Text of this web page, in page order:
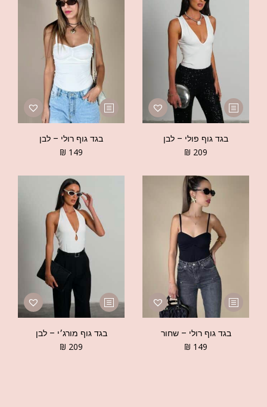
בגד גוף פולי – לבן
₪ 209
בגד גוף רולי – לבן
₪ 149
בגד גוף רולי – שחור
₪ 149
בגד גוף מורג׳י – לבן
₪ 209